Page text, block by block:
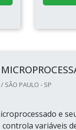
SÃO PAULO - SP
e
variáveis